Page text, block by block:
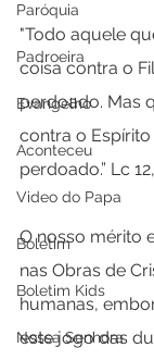
Paróquia
Padroeira
Evangelho
Aconteceu
Video do Papa
Boletim
Boletim Kids
Nossa Senhora
"Todo aquele
coisa contra o
perdoado. Mas
contra o
perdoado.” Lc
O nosso mérito
nas Obras de
humanas,
este jogo das